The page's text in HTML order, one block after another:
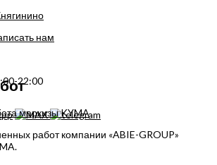
нам
22:00
работ компании «ABIE-GROUP»